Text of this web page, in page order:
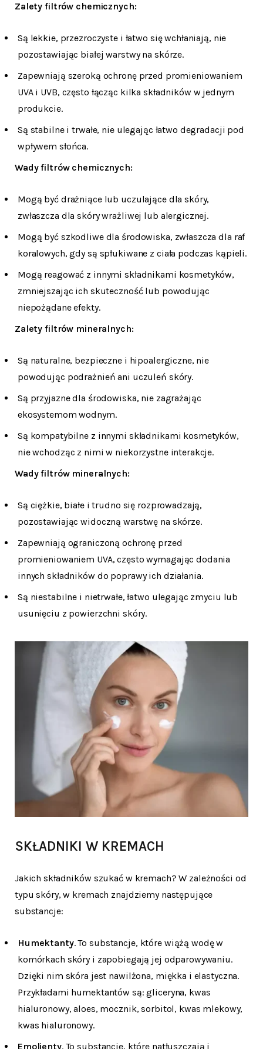
Zalety filtrów chemicznych:
Są lekkie, przezroczyste i łatwo się wchłaniają, nie
pozostawiając białej warstwy na skórze.
Zapewniają szeroką ochronę przed promieniowaniem
UVA i UVB, często łącząc kilka składników w jednym
produkcie.
Są stabilne i trwałe, nie ulegając łatwo degradacji pod
wpływem słońca.
Wady filtrów chemicznych:
Mogą być drażniące lub uczulające dla skóry,
zwłaszcza dla skóry wrażliwej lub alergicznej.
Mogą być szkodliwe dla środowiska, zwłaszcza dla raf
koralowych, gdy są spłukiwane z ciała podczas kąpieli.
Mogą reagować z innymi składnikami kosmetyków,
zmniejszając ich skuteczność lub powodując
niepożądane efekty.
Zalety filtrów mineralnych:
Są naturalne, bezpieczne i hipoalergiczne, nie
powodując podrażnień ani uczuleń skóry.
Są przyjazne dla środowiska, nie zagrażając
ekosystemom wodnym.
Są kompatybilne z innymi składnikami kosmetyków,
nie wchodząc z nimi w niekorzystne interakcje.
Wady filtrów mineralnych:
Są ciężkie, białe i trudno się rozprowadzają,
pozostawiając widoczną warstwę na skórze.
Zapewniają ograniczoną ochronę przed
promieniowaniem UVA, często wymagając dodania
innych składników do poprawy ich działania.
Są niestabilne i nietrwałe, łatwo ulegając zmyciu lub
usunięciu z powierzchni skóry.
SKŁADNIKI W KREMACH
Jakich składników szukać w kremach? W zależności od
typu skóry, w kremach znajdziemy następujące
substancje:
Humektanty. To substancje, które wiążą wodę w
komórkach skóry i zapobiegają jej odparowywaniu.
Dzięki nim skóra jest nawilżona, miękka i elastyczna.
Przykładami humektantów są: gliceryna, kwas
hialuronowy, aloes, mocznik, sorbitol, kwas mlekowy,
kwas hialuronowy.
Emolienty. To substancje, które natłuszczają i